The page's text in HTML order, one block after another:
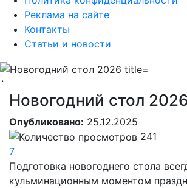
Реклама на сайте
Контакты
Статьи и новости
`
Новогодний стол 2026
Опубликовано: 25.12.2025
241
7
Подготовка новогоднего стола
кульминационным моментом